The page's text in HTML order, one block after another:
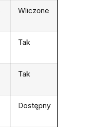
Wliczone
Tak
Tak
Dostępny